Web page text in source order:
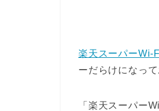
楽天スーパーWi-
ーだらけになっ
「楽天スーパー